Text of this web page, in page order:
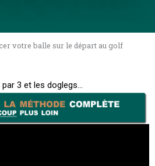
votre balle sur le départ au golf
3 et les doglegs…